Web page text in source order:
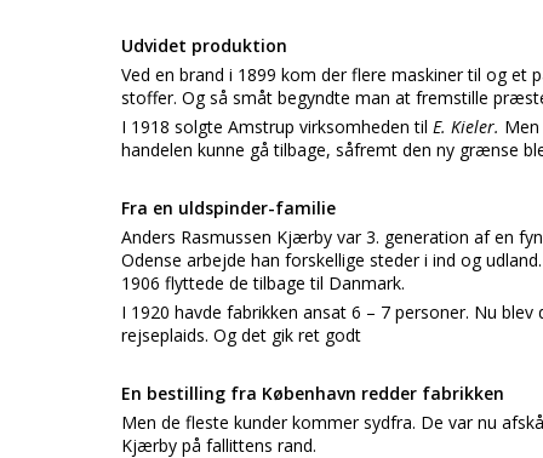
Udvidet produktion
Ved en brand i 1899 kom der flere maskiner til og
stoffer. Og så småt begyndte man at fremstille
I 1918 solgte Amstrup virksomheden til E. Kieler.
handelen kunne gå tilbage, såfremt den ny grænse
Fra en uldspinder-familie
Anders Rasmussen Kjærby var 3. generation af en
Odense arbejde han forskellige steder i ind og
1906 flyttede de tilbage til Danmark.
I 1920 havde fabrikken ansat 6 – 7 personer. Nu
rejseplaids. Og det gik ret godt
En bestilling fra København redder fabrikken
Men de fleste kunder kommer sydfra. De var nu
Kjærby på fallittens rand.